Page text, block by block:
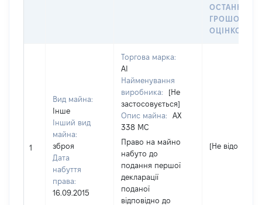
ГРОШОВОЮ
ОЦІНКОЮ
1
Вид майна:
Інше
Інший вид
майна:
зброя
Дата
набуття
права:
16.09.2015
Торгова марка:
АІ
Найменування
виробника:
[Не
застосовується]
Опис майна:
АХ
338 МС
Право на майно
набуто до
подання першої
декларації
поданої
відповідно до
[Не відомо]